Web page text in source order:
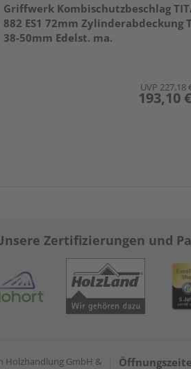
Griffwerk Kombischutzbeschlag
882 ES1 72mm Zylinderabdeckung
38-50mm Edelst. ma.
UVP 227,18
193,10 €
Zertifizierungen und
Holzhandlung GmbH &